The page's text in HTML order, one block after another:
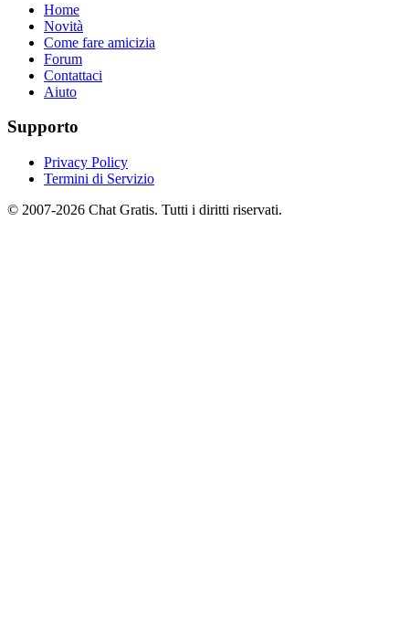
Home
Novità
Come fare amicizia
Forum
Contattaci
Aiuto
Supporto
Privacy Policy
Termini di Servizio
© 2007-2026 Chat Gratis. Tutti i diritti riservati.